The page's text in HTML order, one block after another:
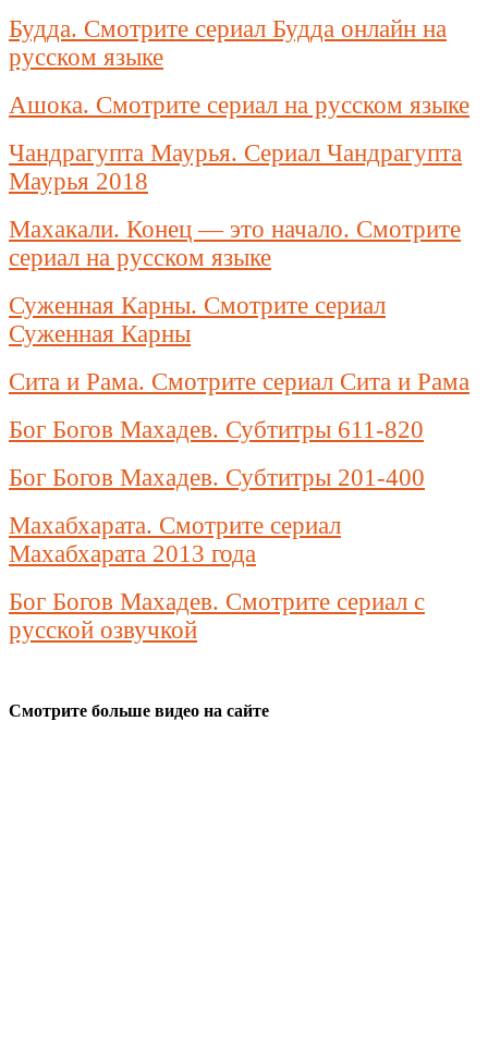
Будда. Смотрите сериал Будда онлайн на
русском языке
Ашока. Смотрите сериал на русском языке
Чандрагупта Маурья. Сериал Чандрагупта
Маурья 2018
Махакали. Конец — это начало. Смотрите
сериал на русском языке
Суженная Карны. Смотрите сериал
Суженная Карны
Сита и Рама. Смотрите сериал Сита и Рама
Бог Богов Махадев. Субтитры 611-820
Бог Богов Махадев. Субтитры 201-400
Махабхарата. Смотрите сериал
Махабхарата 2013 года
Бог Богов Махадев. Смотрите сериал с
русской озвучкой
Смотрите больше видео на сайте